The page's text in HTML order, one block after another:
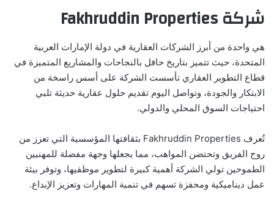
شركة Fakhruddin Properties
هي واحدة من أبرز الشركات العقارية في دولة الإمارات العربية
المتحدة، حيث تتميز بتاريخ حافل بالنجاحات والمشاريع المتميزة في
قطاع التطوير العقاري تأسست الشركة على أسس راسخة من
الابتكار والجودة، وتواصل اليوم تقديم حلول عقارية حديثة تلبي
احتياجات السوق المحلي والدولي.
تُعرف Fakhruddin Properties بثقافتها المؤسسية التي تعزز من
روح الفريق وتحتضن المواهب، مما يجعلها وجهة مفضلة للمهنيين
الطموحين تولي الشركة أهمية كبيرة لتطوير موظفيها، وتوفر بيئة
عمل ديناميكية ومحفزة تسهم في تنمية المهارات وتعزيز الإبداع.